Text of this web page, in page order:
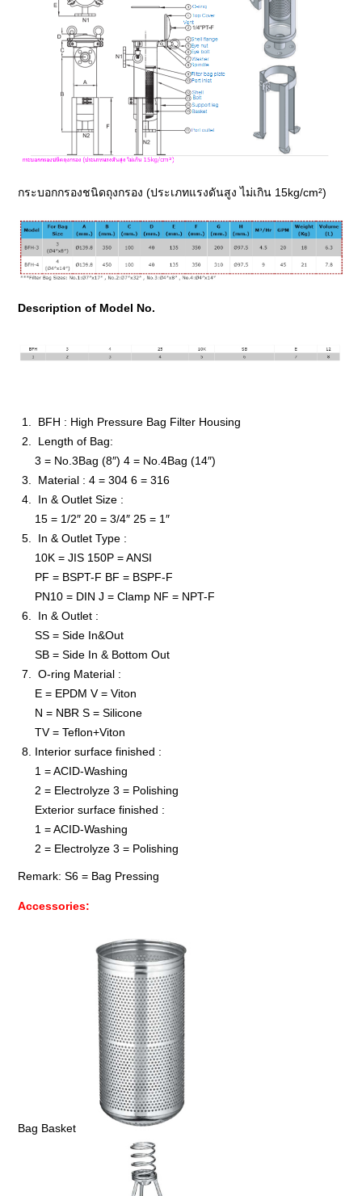
กระบอกกรองชนิดถุงกรอง (ประเภทแรงดันสูง ไม่เกิน 15kg/cm²)
Description of Model No.
BFH : High Pressure Bag Filter Housing
Length of Bag:
3 = No.3Bag (8″) 4 = No.4Bag (14″)
Material : 4 = 304 6 = 316
In & Outlet Size :
15 = 1/2″ 20 = 3/4″ 25 = 1″
In & Outlet Type :
10K = JIS 150P = ANSI
PF = BSPT-F BF = BSPF-F
PN10 = DIN J = Clamp NF = NPT-F
In & Outlet :
SS = Side In&Out
SB = Side In & Bottom Out
O-ring Material :
E = EPDM V = Viton
N = NBR S = Silicone
TV = Teflon+Viton
Interior surface finished :
1 = ACID-Washing
2 = Electrolyze 3 = Polishing
Exterior surface finished :
1 = ACID-Washing
2 = Electrolyze 3 = Polishing
Remark: S6 = Bag Pressing
Accessories:
Bag Basket